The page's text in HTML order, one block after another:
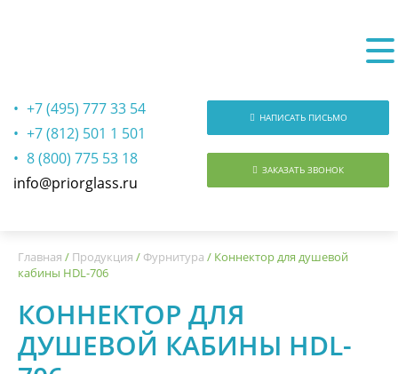
+7 (495) 777 33 54
+7 (812) 501 1 501
8 (800) 775 53 18
info@priorglass.ru
НАПИСАТЬ ПИСЬМО
ЗАКАЗАТЬ ЗВОНОК
Главная / Продукция / Фурнитура / Коннектор для душевой
кабины HDL-706
КОННЕКТОР ДЛЯ
ДУШЕВОЙ КАБИНЫ HDL-